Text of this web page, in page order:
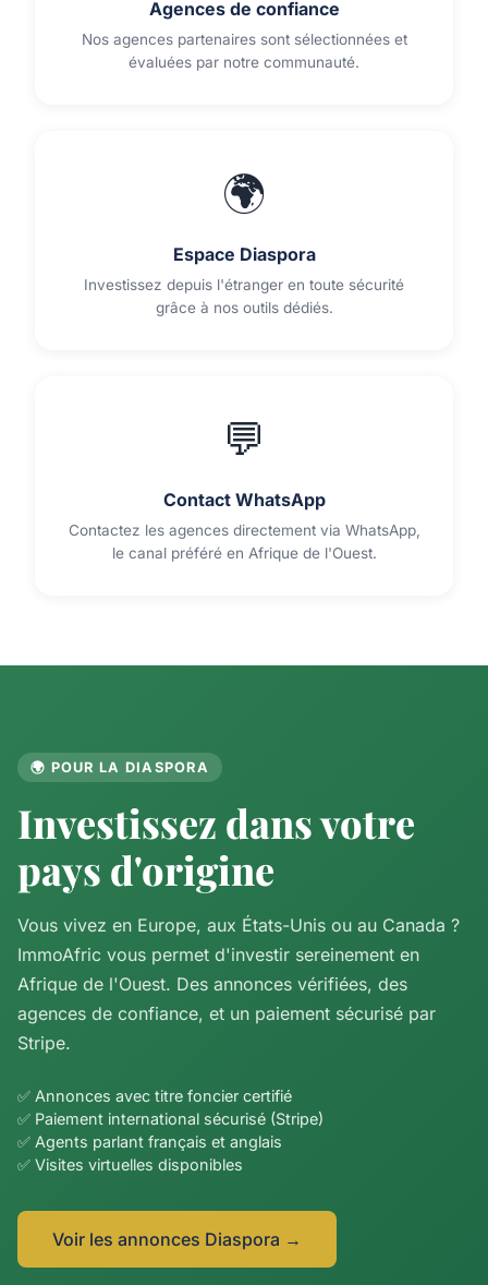
Agences de confiance
Nos agences partenaires sont sélectionnées et
évaluées par notre communauté.
🌍
Espace Diaspora
Investissez depuis l'étranger en toute sécurité
grâce à nos outils dédiés.
💬
Contact WhatsApp
Contactez les agences directement via WhatsApp,
le canal préféré en Afrique de l'Ouest.
🌍 POUR LA DIASPORA
Investissez dans votre
pays d'origine
Vous vivez en Europe, aux États-Unis ou au Canada ?
ImmoAfric vous permet d'investir sereinement en
Afrique de l'Ouest. Des annonces vérifiées, des
agences de confiance, et un paiement sécurisé par
Stripe.
✅ Annonces avec titre foncier certifié
✅ Paiement international sécurisé (Stripe)
✅ Agents parlant français et anglais
✅ Visites virtuelles disponibles
Voir les annonces Diaspora →